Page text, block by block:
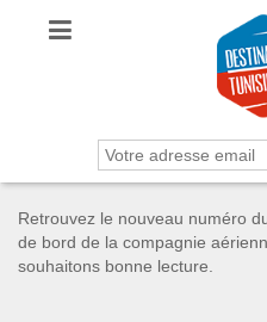
Retrouvez le nouveau numéro
de bord de la compagnie
souhaitons bonne lecture.